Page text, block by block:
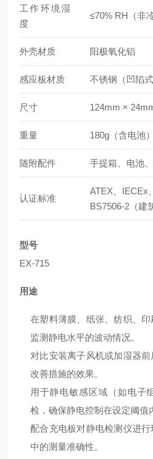
工作环境湿
度
≤70% RH（非
外壳材质 阳极氧化铝
感应板材质 不锈钢（凹陷式
尺寸 124mm ×
重量 180g（含电池）
随附配件 手提箱、电池
认证标准
ATEX、IECEx
BS7506-2（建
型号
EX-715
用途
在塑料薄膜、纸张、纺织、
监测静电水平的波动情况。
对比安装离子风机或加湿器
改善措施的效果。
用于静电敏感区域（如电子
检，确保静电控制在设定阈值
配合充电板对静电检测仪进
中的测量准确性。